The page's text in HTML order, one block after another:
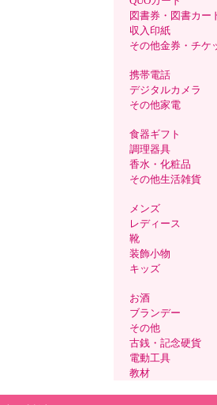
図書券・図書カー
収入印紙
その他金券・チケ
携帯電話
デジタルカメラ
その他家電
食器ギフト
調理器具
香水・化粧品
その他生活雑貨
メンズ
レディース
靴
装飾小物
キッズ
お酒
ブランデー
その他
古銭・記念硬貨
電動工具
教材